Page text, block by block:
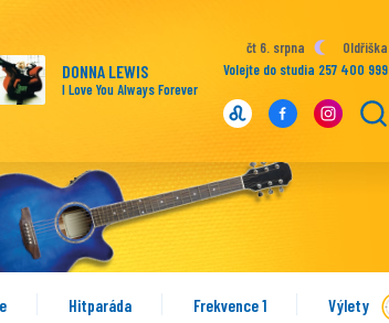
Hitparáda Frekvence 1 Výlety
DONNA LEWIS
I Love You Always Forever
čt 6. srpna
Oldřiška
Volejte do studia 257 400 999